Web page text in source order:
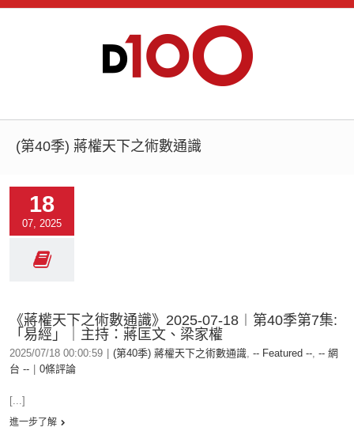
(第40季) 蔣權天下之術數通識
18
07, 2025
《蔣權天下之術數通識》2025-07-18︱第40季第7集:
「易經」｜主持：蔣匡文、梁家權
2025/07/18 00:00:59 (第40季) 蔣權天下之術數通識, -- Featured --, -- 網
台 --
0條評論
[...]
進一步了解